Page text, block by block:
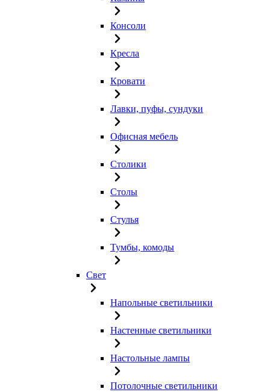
Консоли
Кресла
Кровати
Лавки, пуфы, сундуки
Офисная мебель
Столики
Столы
Стулья
Тумбы, комоды
Свет
Напольные светильники
Настенные светильники
Настольные лампы
Потолочные светильники